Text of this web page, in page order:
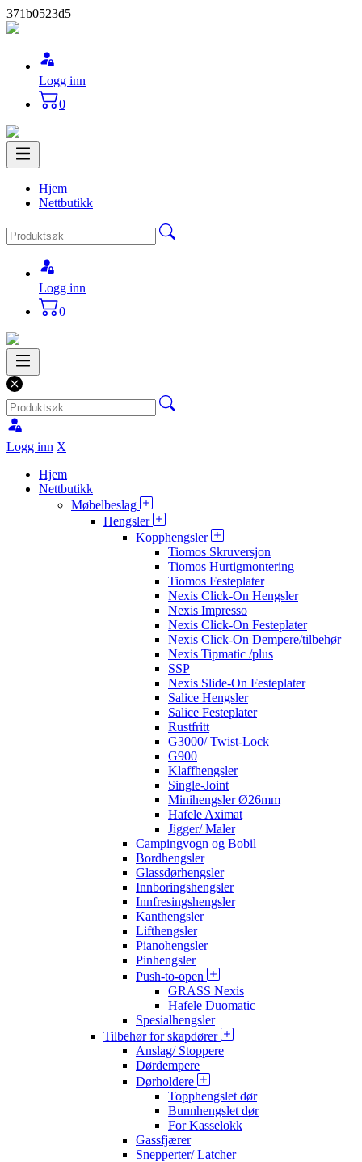
371b0523d5
Logg inn
0
Hjem
Nettbutikk
Logg inn
0
Logg inn X
Hjem
Nettbutikk
Møbelbeslag
Hengsler
Kopphengsler
Tiomos Skruversjon
Tiomos Hurtigmontering
Tiomos Festeplater
Nexis Click-On Hengsler
Nexis Impresso
Nexis Click-On Festeplater
Nexis Click-On Dempere/tilbehør
Nexis Tipmatic /plus
SSP
Nexis Slide-On Festeplater
Salice Hengsler
Salice Festeplater
Rustfritt
G3000/ Twist-Lock
G900
Klaffhengsler
Single-Joint
Minihengsler Ø26mm
Hafele Aximat
Jigger/ Maler
Campingvogn og Bobil
Bordhengsler
Glassdørhengsler
Innboringshengsler
Innfresingshengsler
Kanthengsler
Lifthengsler
Pianohengsler
Pinhengsler
Push-to-open
GRASS Nexis
Hafele Duomatic
Spesialhengsler
Tilbehør for skapdører
Anslag/ Stoppere
Dørdempere
Dørholdere
Topphengslet dør
Bunnhengslet dør
For Kasselokk
Gassfjærer
Snepperter/ Latcher